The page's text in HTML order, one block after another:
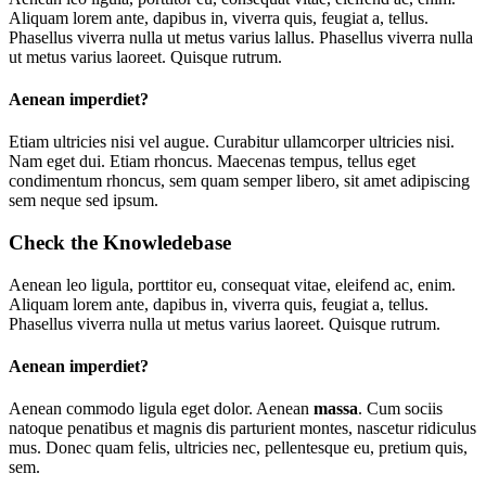
Aliquam lorem ante, dapibus in, viverra quis, feugiat a, tellus.
Phasellus viverra nulla ut metus varius lallus. Phasellus viverra nulla
ut metus varius laoreet. Quisque rutrum.
Aenean imperdiet?
Etiam ultricies nisi vel augue. Curabitur ullamcorper ultricies nisi.
Nam eget dui. Etiam rhoncus. Maecenas tempus, tellus eget
condimentum rhoncus, sem quam semper libero, sit amet adipiscing
sem neque sed ipsum.
Check the Knowledebase
Aenean leo ligula, porttitor eu, consequat vitae, eleifend ac, enim.
Aliquam lorem ante, dapibus in, viverra quis, feugiat a, tellus.
Phasellus viverra nulla ut metus varius laoreet. Quisque rutrum.
Aenean imperdiet?
Aenean commodo ligula eget dolor. Aenean massa. Cum sociis
natoque penatibus et magnis dis parturient montes, nascetur ridiculus
mus. Donec quam felis, ultricies nec, pellentesque eu, pretium quis,
sem.